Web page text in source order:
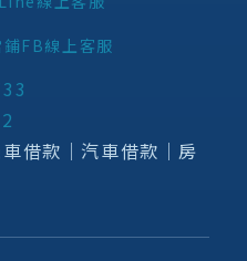
鋪FB線上客服
借款│汽車借款│房